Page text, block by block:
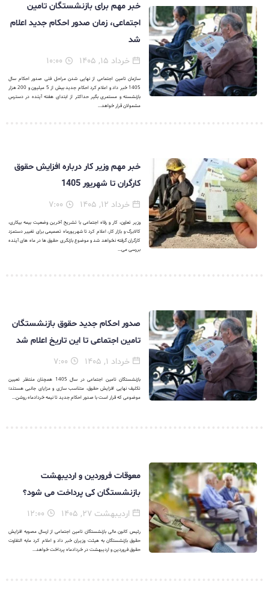
خبر مهم برای بازنشستگان تامین
اجتماعی، زمان صدور احکام جدید اعلام
شد
خرداد ۱۵, ۱۴۰۵
سازمان تامین اجتماعی از نهایی شدن مراحل فنی صدور احکام سال
1405 خبر داد و اعلام کرد احکام جدید بیش از 5 میلیون و 200 هزار
بازنشسته و مستمری بگیر حداکثر از ابتدای هفته آینده در دسترس
مشمولان قرار خواهد...
خبر مهم وزیر کار درباره افزایش حقوق
کارگران تا شهریور 1405
خرداد ۱۲, ۱۴۰۵
وزیر تعاون، کار و رفاه اجتماعی با تشریح آخرین وضعیت بیمه بیکاری،
کالابرگ و بازار کار، اعلام کرد تا شهریورماه تصمیمی برای تغییر دستمزد
کارگران گرفته نخواهد شد و موضوع بازنگری حقوق ها در ماه های آینده
بررسی می...
صدور احکام جدید حقوق بازنشستگان
تامین اجتماعی تا این تاریخ اعلام شد
خرداد ۱, ۱۴۰۵
بازنشستگان تامین اجتماعی در سال 1405 همچنان منتظر تعیین
تکلیف نهایی افزایش حقوق، متناسب سازی و مزایای جانبی هستند؛
موضوعی که قرار است با صدور احکام جدید تا نیمه خردادماه روشن...
معوقات فروردین و اردیبهشت
بازنشستگان کی پرداخت می شود؟
اردیبهشت ۲۷, ۱۴۰۵
رئیس کانون عالی بازنشستگان تامین اجتماعی از ارسال مصوبه افزایش
حقوق بازنشستگان به هیئت وزیران خبر داد و اعلام کرد مابه التفاوت
حقوق فروردین و اردیبهشت در خردادماه پرداخت خواهد...